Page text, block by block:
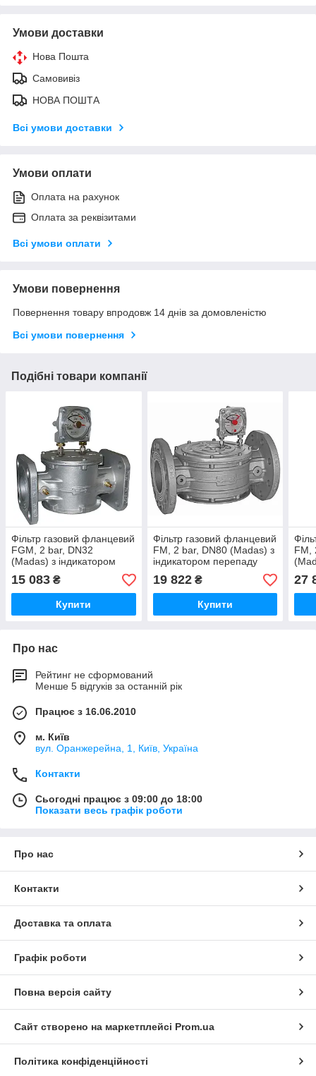
Умови доставки
Нова Пошта
Самовивіз
НОВА ПОШТА
Всі умови доставки
Умови оплати
Оплата на рахунок
Оплата за реквізитами
Всі умови оплати
Умови повернення
Повернення товару впродовж 14 днів за домовленістю
Всі умови повернення
Подібні товари компанії
Фільтр газовий фланцевий
FGM, 2 bar, DN32
(Madas) з індикатором
перепаду тиску
15 083 ₴
Купити
Фільтр газовий фланцевий
FM, 2 bar, DN80 (Madas) з
індикатором перепаду
тиску
19 822₴
Купити
FM,
27
Про нас
Рейтинг не сформований
Менше 5 відгуків за останній рік
Працює з 16.06.2010
м. Київ
вул. Оранжерейна, 1, Київ, Україна
Контакти
Сьогодні працює з 09:00 до 18:00
Показати весь графік роботи
Про нас
Контакти
Доставка та оплата
Графік роботи
Повна версія сайту
Сайт створено на маркетплейсі Prom.ua
Політика конфіденційності